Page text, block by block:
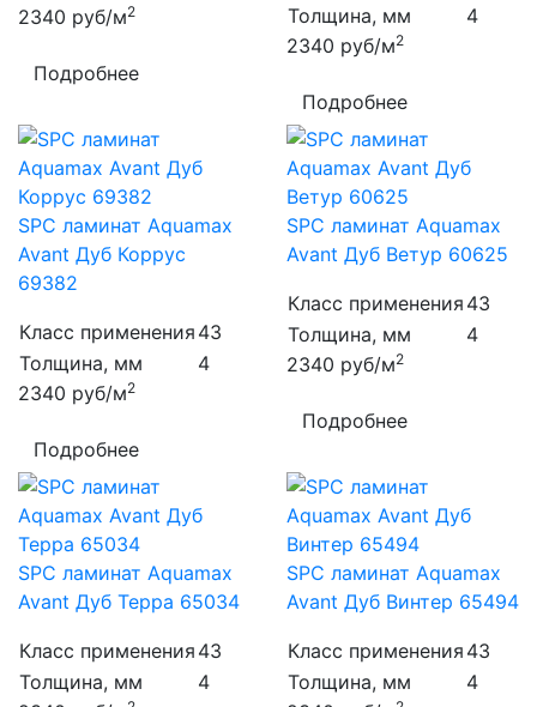
2340 руб/м2
Подробнее
Толщина, мм
4
2340 руб/м2
Подробнее
SPC ламинат Aquamax
Avant Дуб Коррус
69382
Класс применения 43
Толщина, мм
4
2340 руб/м2
Подробнее
SPC ламинат Aquamax
Avant Дуб Ветур 60625
Класс применения 43
Толщина, мм
4
2340 руб/м2
Подробнее
SPC ламинат Aquamax
Avant Дуб Терра 65034
Класс применения 43
Толщина, мм
4
SPC ламинат Aquamax
Avant Дуб Винтер 65494
Класс применения 43
Толщина, мм
4